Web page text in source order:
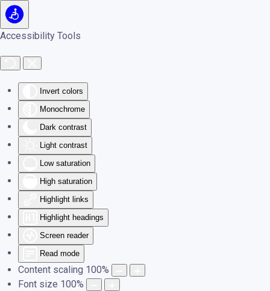
Accessibility Tools
Invert colors
Monochrome
Dark contrast
Light contrast
Low saturation
High saturation
Highlight links
Highlight headings
Screen reader
Read mode
Content scaling 100%
Font size 100%
Skip to main content